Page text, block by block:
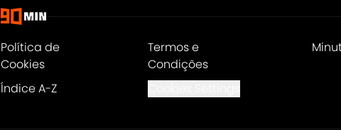
Política de
Cookies
Termos e
Condições
Índice A-Z